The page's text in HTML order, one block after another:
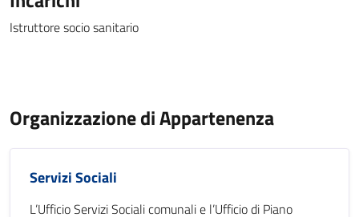
Istruttore socio sanitario
Organizzazione di Appartenenza
Servizi Sociali
L’Ufficio Servizi Sociali comunali e l’Ufficio di Piano